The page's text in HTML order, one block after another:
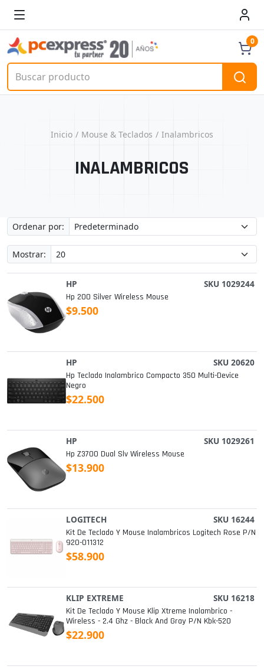
0
Inicio Mouse & Teclados Inalambricos
INALAMBRICOS
Ordenar por:
Mostrar:
HP SKU 1029244
Hp 200 Silver Wireless Mouse
$9.500
HP SKU 20620
Hp Teclado Inalambrico Compacto 350 Multi-Device
Negro
$22.500
HP SKU 1029261
Hp Z3700 Dual Slv Wireless Mouse
$13.900
LOGITECH SKU 16244
Kit De Teclado Y Mouse Inalambricos Logitech Rose P/n
920-011312
$58.900
KLIP EXTREME SKU 16218
Kit De Teclado Y Mouse Klip Xtreme Inalambrico -
Wireless - 2.4 Ghz - Black And Gray P/n Kbk-520
$22.900